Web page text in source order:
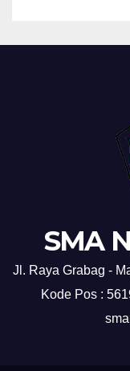
SMA
Jl. Raya Grabag -
Kode Pos :